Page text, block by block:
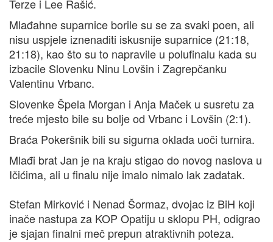
Terze i Lee Rašić.
Mlađahne suparnice borile su se za svaki poen, ali
nisu uspjele iznenaditi iskusnije suparnice (21:18,
21:18), kao što su to napravile u polufinalu kada su
izbacile Slovenku Ninu Lovšin i Zagrepčanku
Valentinu Vrbanc.
Slovenke Špela Morgan i Anja Maček u susretu za
treće mjesto bile su bolje od Vrbanc i Lovšin (2:1).
Braća Pokeršnik bili su sigurna oklada uoči turnira.
Mlađi brat Jan je na kraju stigao do novog naslova u
Ičićima, ali u finalu nije imalo nimalo lak zadatak.
Stefan Mirković i Nenad Šormaz, dvojac iz BiH koji
inače nastupa za KOP Opatiju u sklopu PH, odigrao
je sjajan finalni meč prepun atraktivnih poteza.